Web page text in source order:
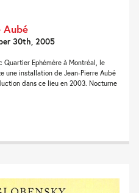
Aubé
30th, 2005
Quartier Ephémère à Montréal, le
une installation de Jean-Pierre Aubé
dans ce lieu en 2003. Nocturne